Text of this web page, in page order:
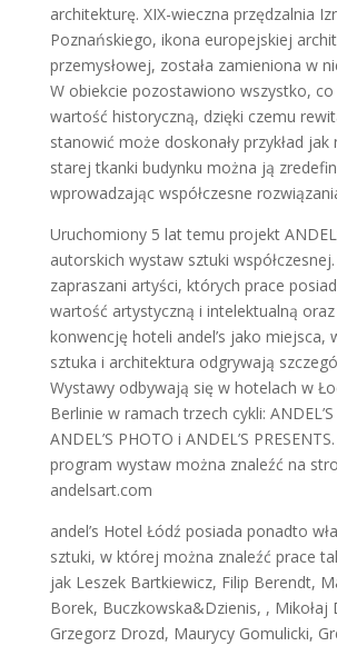
architekturę. XIX-wieczna przędzalnia
Poznańskiego, ikona europejskiej
przemysłowej, została zamieniona w
W obiekcie pozostawiono wszystko, co
wartość historyczną, dzięki czemu
stanowić może doskonały przykład jak
starej tkanki budynku można ją
wprowadzając współczesne
Uruchomiony 5 lat temu projekt
autorskich wystaw sztuki
zapraszani artyści, których prace
wartość artystyczną i intelektualną
konwencję hoteli andel’s jako miejsca,
sztuka i architektura odgrywają
Wystawy odbywają się w hotelach w
Berlinie w ramach trzech cykli: ANDEL’S
ANDEL’S PHOTO i ANDEL’S
program wystaw można znaleźć na
andelsart.com
andel’s Hotel Łódź posiada ponadto
sztuki, w której można znaleźć prace
jak Leszek Bartkiewicz, Filip Berendt,
Borek, Buczkowska&Dzienis, , Mikołaj
Grzegorz Drozd, Maurycy Gomulicki,